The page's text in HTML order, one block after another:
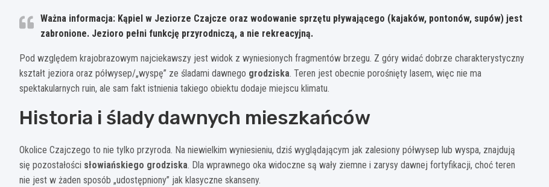
Ważna informacja: Kąpiel w Jeziorze Czajcze oraz wodowanie sprzętu pływającego (kajaków, pontonów, supów) jest
zabronione. Jezioro pełni funkcję przyrodniczą, a nie rekreacyjną.
Pod względem krajobrazowym najciekawszy jest widok z wyniesionych fragmentów brzegu. Z góry widać dobrze charakterystyczny
kształt jeziora oraz półwysep/„wyspę” ze śladami dawnego grodziska. Teren jest obecnie porośnięty lasem, więc nie ma
spektakularnych ruin, ale sam fakt istnienia takiego obiektu dodaje miejscu klimatu.
Historia i ślady dawnych mieszkańców
Okolice Czajczego to nie tylko przyroda. Na niewielkim wyniesieniu, dziś wyglądającym jak zalesiony półwysep lub wyspa, znajdują
się pozostałości słowiańskiego grodziska. Dla wprawnego oka widoczne są wały ziemne i zarysy dawnej fortyfikacji, choć teren
nie jest w żaden sposób „udostępniony” jak klasyczne skanseny.